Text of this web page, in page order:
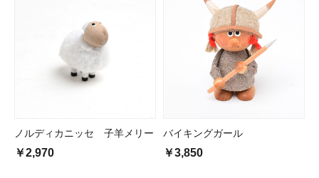
ノルディカニッセ 子羊メリー
￥2,970
バイキングガール
￥3,850